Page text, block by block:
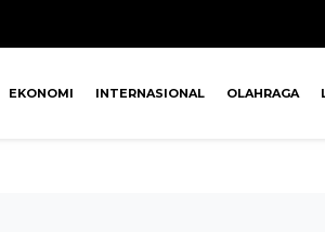
EKONOMI INTERNASIONAL OLAHRAGA